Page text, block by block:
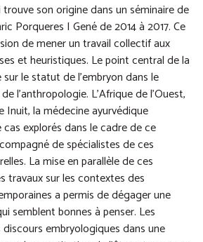
trouve son origine dans un séminaire de
Porqueres I Gené de 2014 à 2017. Ce
de mener un travail collectif aux
et heuristiques. Le point central de la
le statut de l’embryon dans le
l’anthropologie. L’Afrique de l’Ouest,
Inuit, la médecine ayurvédique
explorés dans le cadre de ce
de spécialistes de ces
La mise en parallèle de ces
travaux sur les contextes des
a permis de dégager une
semblent bonnes à penser. Les
embryologiques dans une